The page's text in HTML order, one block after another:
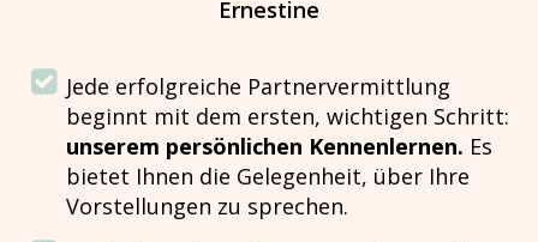
Ernestine
Jede erfolgreiche Partnervermittlung
beginnt mit dem ersten, wichtigen Schritt:
unserem persönlichen Kennenlernen. Es
bietet Ihnen die Gelegenheit, über Ihre
Vorstellungen zu sprechen.